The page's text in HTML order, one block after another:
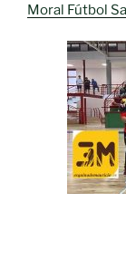
Moral Fútbol